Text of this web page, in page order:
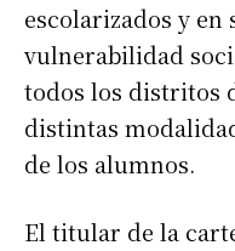
escolarizados y en
vulnerabilidad
todos los distritos
distintas
de los alumnos.
El titular de la